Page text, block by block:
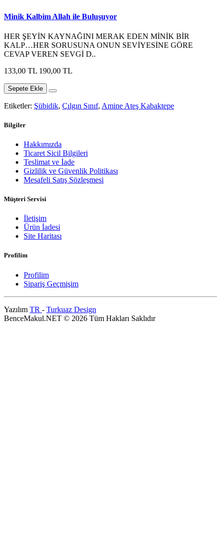
Minik Kalbim Allah ile Buluşuyor
HER ŞEYİN KAYNAĞINI MERAK EDEN MİNİK BİR
KALP…HER SORUSUNA ONUN SEVİYESİNE GÖRE
CEVAP VEREN SEVGİ D..
133,00 TL 190,00 TL
Sepete Ekle
Etiketler: Şübidik, Çılgın Sınıf, Amine Ateş Kabaktepe
Bilgiler
Hakkımızda
Ticaret Sicil Bilgileri
Teslimat ve İade
Gizlilik ve Güvenlik Politikası
Mesafeli Satış Sözleşmesi
Müşteri Servisi
İletişim
Ürün İadesi
Site Haritası
Profilim
Profilim
Sipariş Geçmişim
Yazılım TR - Turkuaz Design
BenceMakul.NET © 2026 Tüm Hakları Saklıdır